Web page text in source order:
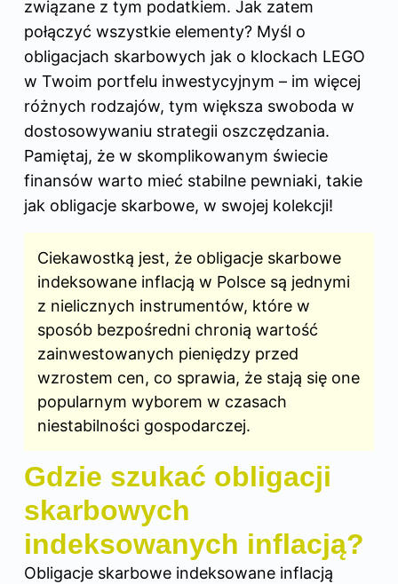
związane z tym podatkiem. Jak zatem
połączyć wszystkie elementy? Myśl o
obligacjach skarbowych jak o klockach LEGO
w Twoim portfelu inwestycyjnym – im więcej
różnych rodzajów, tym większa swoboda w
dostosowywaniu strategii oszczędzania.
Pamiętaj, że w skomplikowanym świecie
finansów warto mieć stabilne pewniaki, takie
jak obligacje skarbowe, w swojej kolekcji!
Ciekawostką jest, że obligacje skarbowe
indeksowane inflacją w Polsce są jednymi
z nielicznych instrumentów, które w
sposób bezpośredni chronią wartość
zainwestowanych pieniędzy przed
wzrostem cen, co sprawia, że stają się one
popularnym wyborem w czasach
niestabilności gospodarczej.
Gdzie szukać obligacji
skarbowych
indeksowanych inflacją?
Obligacje skarbowe indeksowane inflacją